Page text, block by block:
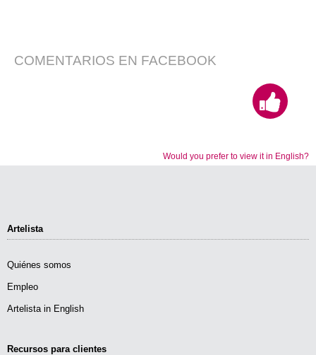
COMENTARIOS EN FACEBOOK
Would you prefer to view it in English?
Artelista
Quiénes somos
Empleo
Artelista in English
Recursos para clientes